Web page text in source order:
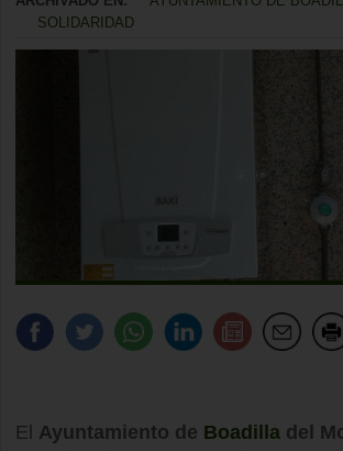
SOLIDARIDAD
El Ayuntamiento de Boadilla del